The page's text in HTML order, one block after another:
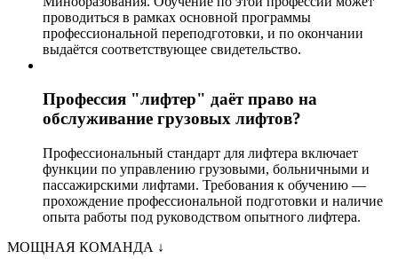
проводиться в рамках основной программы
профессиональной переподготовки, и по окончании
выдаётся соответствующее свидетельство.
Профессия "лифтер" даёт право на
обслуживание грузовых лифтов?
Профессиональный стандарт для лифтера включает
функции по управлению грузовыми, больничными и
пассажирскими лифтами. Требования к обучению —
прохождение профессиональной подготовки и наличие
опыта работы под руководством опытного лифтера.
МОЩНАЯ КОМАНДА ↓